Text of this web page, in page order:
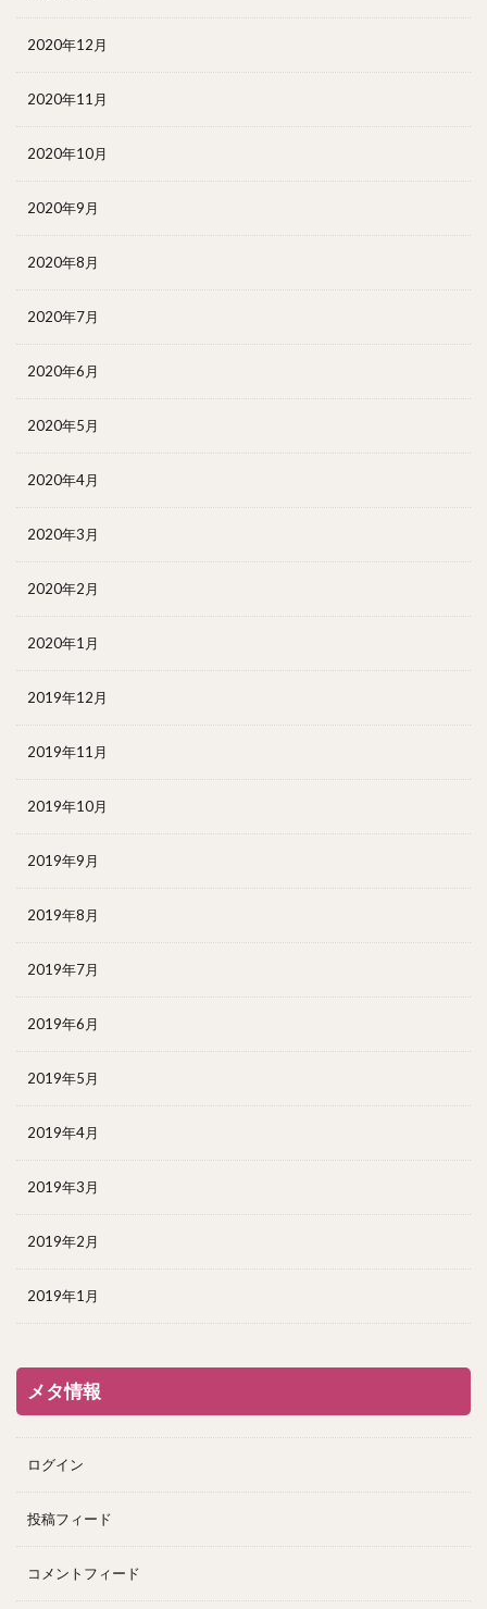
2020年12月
2020年11月
2020年10月
2020年9月
2020年8月
2020年7月
2020年6月
2020年5月
2020年4月
2020年3月
2020年2月
2020年1月
2019年12月
2019年11月
2019年10月
2019年9月
2019年8月
2019年7月
2019年6月
2019年5月
2019年4月
2019年3月
2019年2月
2019年1月
メタ情報
ログイン
投稿フィード
コメントフィード